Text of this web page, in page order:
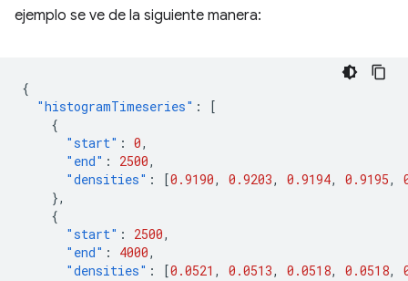
ejemplo se ve de la siguiente manera:
{
"histogramTimeseries" :
[
{
"start" : 0,
"end" : 2500,
"densities" : [0.9190, 0.9203, 0.9194, 0.9195,
},
{
"start" : 2500,
"end" : 4000,
"densities" : [0.0521 , 0.0513, 0.0518, 0.0518,